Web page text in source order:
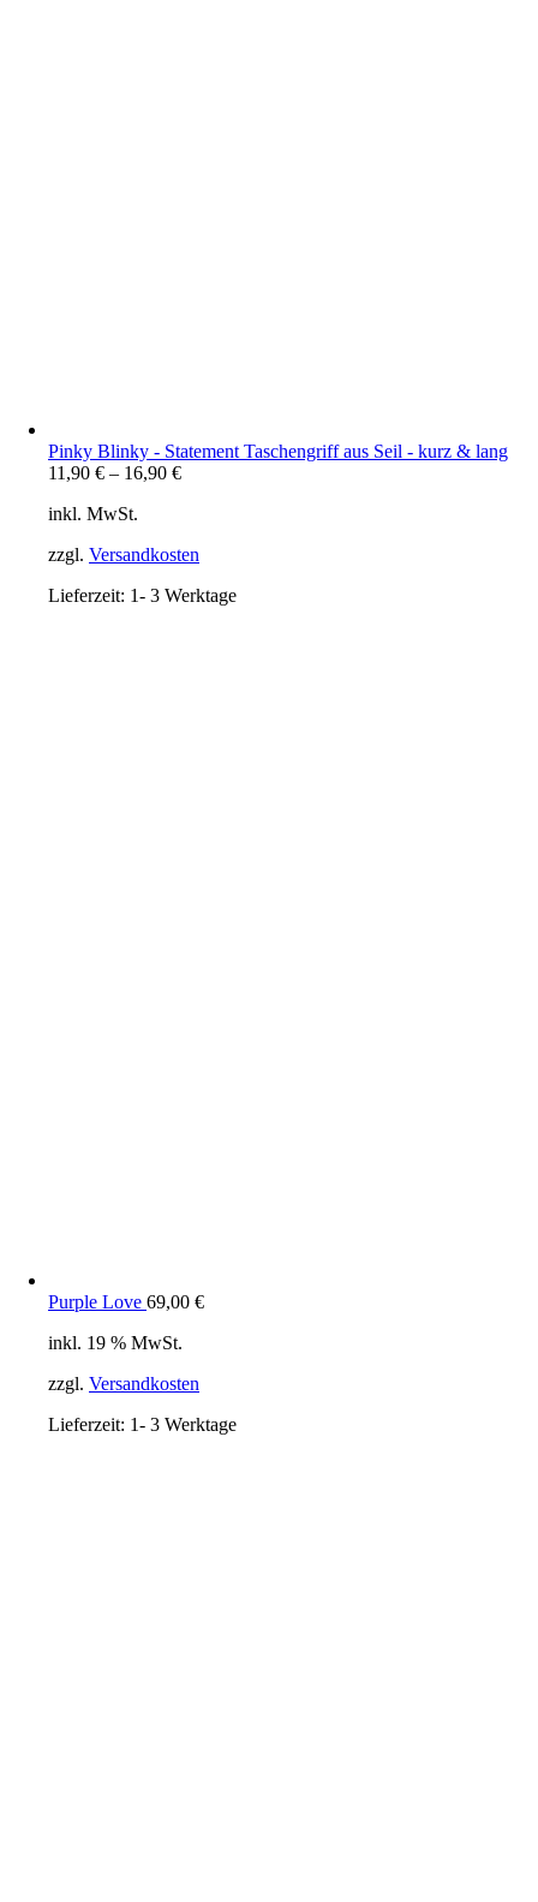
Pinky Blinky - Statement Taschengriff aus Seil - kurz & lang
11,90 € – 16,90 €
inkl. MwSt.
zzgl. Versandkosten
Lieferzeit: 1- 3 Werktage
Purple Love 69,00 €
inkl. 19 % MwSt.
zzgl. Versandkosten
Lieferzeit: 1- 3 Werktage